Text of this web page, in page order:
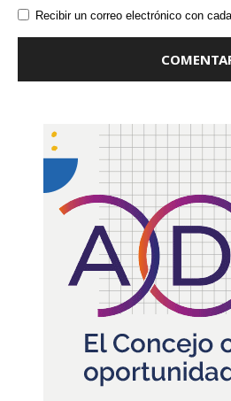
Recibir un correo electrónico con